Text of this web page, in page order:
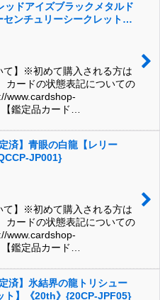
ッドアイズブラックメタルド
ンチュリーシークレット》
て】※初めて購入される方は
カードの状態表記についての
www.cardshop-
鑑定品カード…
済】青眼の白龍【レリー
JP001}
て】※初めて購入される方は
カードの状態表記についての
www.cardshop-
鑑定品カード…
済】氷結界の龍トリシュー
ト】《20th》{20CP-JPF05}